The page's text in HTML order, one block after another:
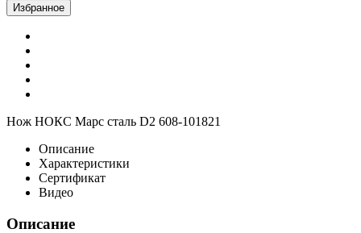
Избранное
Нож НОКС Марс сталь D2 608-101821
Описание
Характеристики
Сертификат
Видео
Описание